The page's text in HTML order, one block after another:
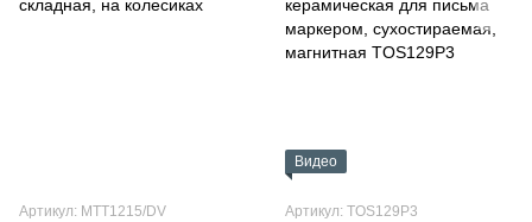
Артикул: MTT1215/DV
Видео
Артикул: TOS129P3